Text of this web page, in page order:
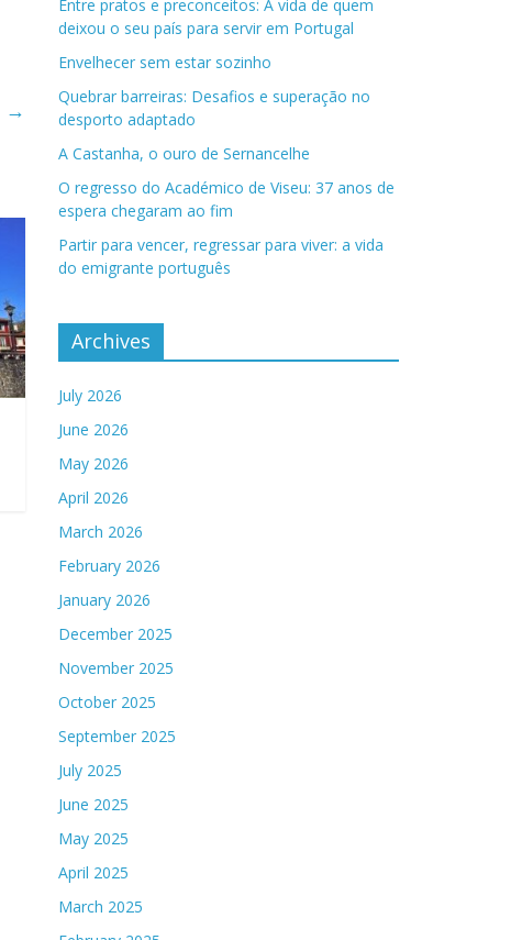
→
Entre pratos e preconceitos: A vida de quem
deixou o seu país para servir em Portugal
Envelhecer sem estar sozinho
Quebrar barreiras: Desafios e superação no
desporto adaptado
A Castanha, o ouro de Sernancelhe
O regresso do Académico de Viseu: 37 anos de
espera chegaram ao fim
Partir para vencer, regressar para viver: a vida
do emigrante português
Archives
July 2026
June 2026
May 2026
April 2026
March 2026
February 2026
January 2026
December 2025
November 2025
October 2025
September 2025
July 2025
June 2025
May 2025
April 2025
March 2025